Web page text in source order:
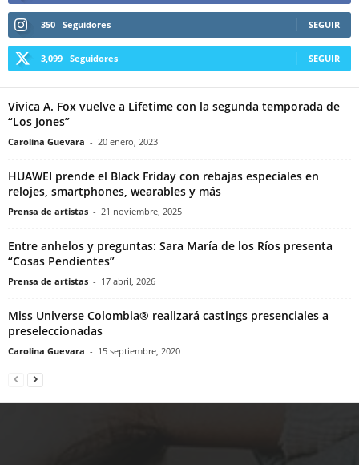
350 Seguidores SEGUIR
3,099 Seguidores SEGUIR
Vivica A. Fox vuelve a Lifetime con la segunda temporada de
“Los Jones”
Carolina Guevara - 20 enero, 2023
HUAWEI prende el Black Friday con rebajas especiales en
relojes, smartphones, wearables y más
Prensa de artistas - 21 noviembre, 2025
Entre anhelos y preguntas: Sara María de los Ríos presenta
“Cosas Pendientes”
Prensa de artistas - 17 abril, 2026
Miss Universe Colombia® realizará castings presenciales a
preseleccionadas
Carolina Guevara - 15 septiembre, 2020